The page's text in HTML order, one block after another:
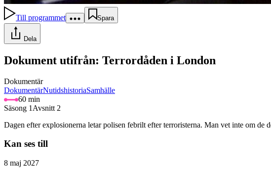
Till programmet Spara
Dela
Dokument utifrån: Terrordåden i London
Dokumentär
DokumentärNutidshistoriaSamhälle
60 min
Säsong 1 Avsnitt 2
Dagen efter explosionerna letar polisen febrilt efter terroristerna. Man vet inte om
Kan ses till
8 maj 2027